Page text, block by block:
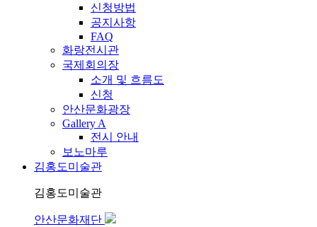
신청방법
공지사항
FAQ
화랑전시관
국제회의장
소개 및 흐름도
신청
안산문화광장
Gallery A
전시 안내
보노마루
김홍도미술관
김홍도미술관
안산문화재단